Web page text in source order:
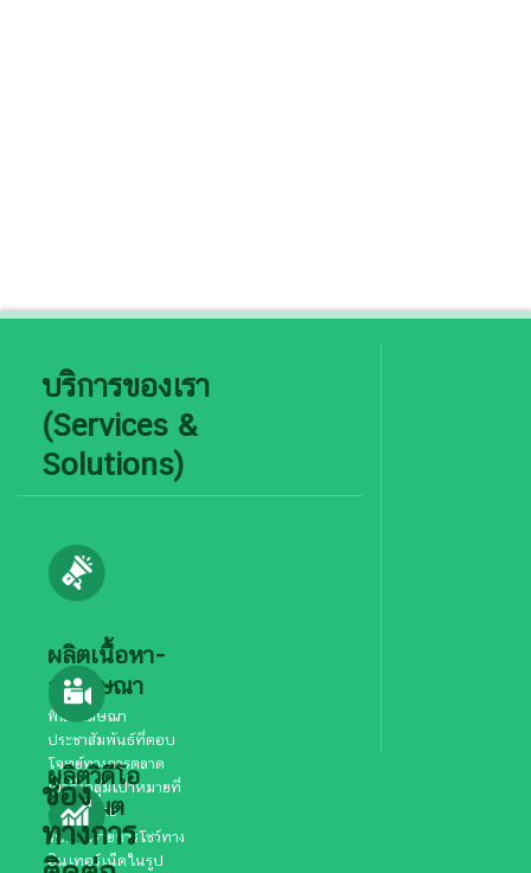
บริการของเรา
(Services &
Solutions)
ผลิตเนื้อหา-
ลงโฆษณา
พื้นที่โฆษณา
ประชาสัมพันธ์ที่ตอบ
โจทย์ทางการตลาด
เข้าถึงกลุ่มเป้าหมายที่
หลากหลาย
ผลิตวิดีโอ
โปรโมต
รับผลิตรายการโชว์ทาง
อินเทอร์เน็ตในรูป
ช่อง
ทางการ